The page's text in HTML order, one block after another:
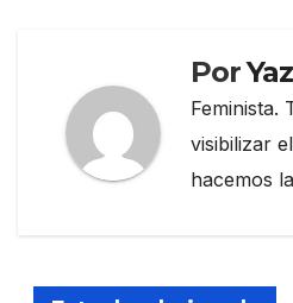
Por
Feminista.
visibilizar
hacemos